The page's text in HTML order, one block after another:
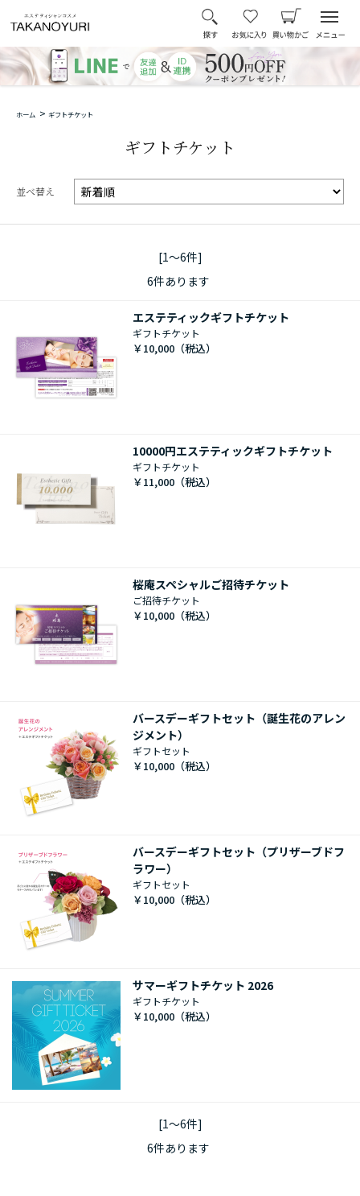
ギフトチケット
並べ替え
[1～6件]
6件あります
エステティックギフトチケット
ギフトチケット
￥10,000
10000円エステティックギフトチケット
ギフトチケット
￥11,000
桜庵スペシャルご招待チケット
ご招待チケット
￥10,000
バースデーギフトセット（誕生花のアレン
ジメント）
ギフトセット
￥10,000
バースデーギフトセット（プリザーブドフ
ラワー）
ギフトセット
￥10,000
サマーギフトチケット 2026
ギフトチケット
￥10,000
[1～6件]
6件あります
ホーム > ギフトチケット